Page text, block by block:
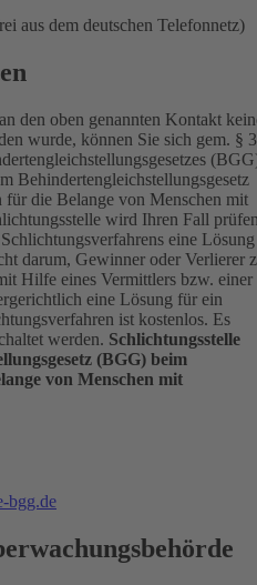
aus dem deutschen Telefonnetz)
den oben genannten Kontakt
wurde, können Sie sich gem. §
Behindertengleichstellungsgesetz
die Belange von Menschen mit
wird Ihren Fall
eine Lösung
darum, Gewinner oder Verlierer
Hilfe eines Vermittlers bzw. einer
eine Lösung für ein
ist kostenlos. Es
werden. Schlichtungsstelle
(BGG) beim
von Menschen mit
bgg.de